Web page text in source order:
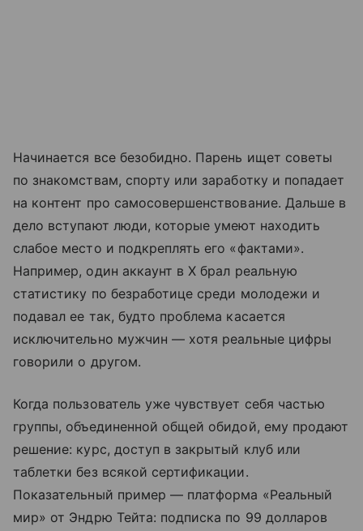
Начинается все безобидно. Парень ищет советы
по знакомствам, спорту или заработку и попадает
на контент про самосовершенствование. Дальше в
дело вступают люди, которые умеют находить
слабое место и подкреплять его «фактами».
Например, один аккаунт в X брал реальную
статистику по безработице среди молодежи и
подавал ее так, будто проблема касается
исключительно мужчин — хотя реальные цифры
говорили о другом.
Когда пользователь уже чувствует себя частью
группы, объединенной общей обидой, ему продают
решение: курс, доступ в закрытый клуб или
таблетки без всякой сертификации.
Показательный пример — платформа «Реальный
мир» от Эндрю Тейта: подписка по 99 долларов